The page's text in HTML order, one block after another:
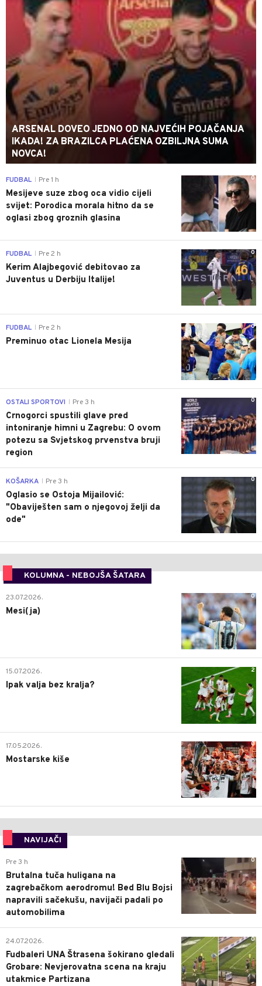
ARSENAL DOVEO JEDNO OD NAJVEĆIH POJAČANJA
IKADA! ZA BRAZILCA PLAĆENA OZBILJNA SUMA
NOVCA!
0
FUDBAL Pre 1 h
Mesijeve suze zbog oca vidio cijeli
svijet: Porodica morala hitno da se
oglasi zbog groznih glasina
0
FUDBAL Pre 2 h
Kerim Alajbegović debitovao za
Juventus u Derbiju Italije!
0
FUDBAL Pre 2 h
Preminuo otac Lionela Mesija
0
OSTALI SPORTOVI Pre 3 h
Crnogorci spustili glave pred
intoniranje himni u Zagrebu: O ovom
potezu sa Svjetskog prvenstva bruji
region
0
KOŠARKA Pre 3 h
Oglasio se Ostoja Mijailović:
"Obaviješten sam o njegovoj želji da
ode"
KOLUMNA - NEBOJŠA ŠATARA
0
23.07.2026.
Mesi(ja)
2
15.07.2026.
Ipak valja bez kralja?
0
17.05.2026.
Mostarske kiše
NAVIJAČI
0
Pre 3 h
Brutalna tuča huligana na
zagrebačkom aerodromu! Bed Blu Bojsi
napravili sačekušu, navijači padali po
automobilima
0
24.07.2026.
Fudbaleri UNA Štrasena šokirano gledali
Grobare: Nevjerovatna scena na kraju
utakmice Partizana